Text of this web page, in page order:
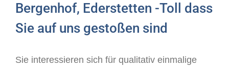
Bergenhof, Ederstetten -Toll dass
Sie auf uns gestoßen sind
Sie interessieren sich für qualitativ einmalige